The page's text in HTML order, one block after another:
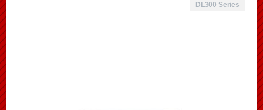
DL300 Series